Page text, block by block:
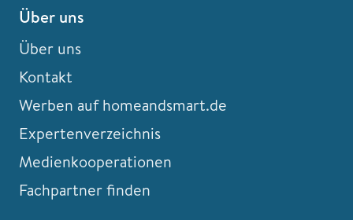
Über uns
Über uns
Kontakt
Werben auf homeandsmart.de
Expertenverzeichnis
Medienkooperationen
Fachpartner finden